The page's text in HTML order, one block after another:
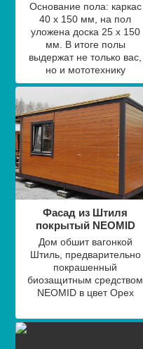
Основание пола: каркас
40 х 150 мм, на пол
уложена доска 25 х 150
мм. В итоге полы
выдержат не только вас,
но и мототехнику
Фасад из Штиля
покрытый NEOMID
Дом обшит вагонкой
Штиль, предварительно
покрашенный
биозащитным средством
NEOMID в цвет Орех